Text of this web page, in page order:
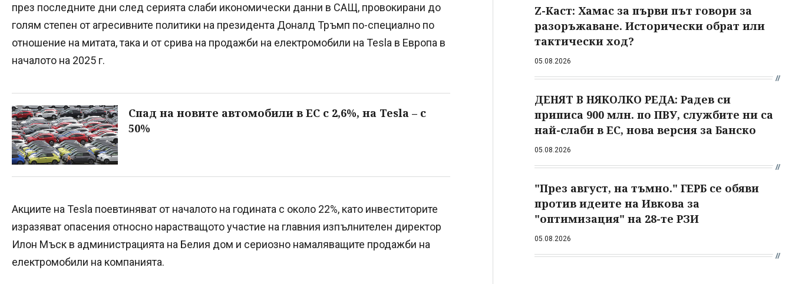
през последните дни след серията слаби икономически данни в САЩ, провокирани до
голям степен от агресивните политики на президента Доналд Тръмп по-специално по
отношение на митата, така и от срива на продажби на електромобили на Tesla в Европа в
началото на 2025 г.
Спад на новите автомобили в ЕС с 2,6%, на Tesla – с
50%
Акциите на Tesla поевтиняват от началото на годината с около 22%, като инвеститорите
изразяват опасения относно нарастващото участие на главния изпълнителен директор
Илон Мъск в администрацията на Белия дом и сериозно намаляващите продажби на
електромобили на компанията.
Z-Каст: Хамас за първи път говори за
разоръжаване. Исторически обрат или
тактически ход?
05.08.2026
ДЕНЯТ В НЯКОЛКО РЕДА: Радев си
приписа 900 млн. по ПВУ, службите ни са
най-слаби в ЕС, нова версия за Банско
05.08.2026
"През август, на тъмно." ГЕРБ се обяви
против идеите на Ивкова за
"оптимизация" на 28-те РЗИ
05.08.2026